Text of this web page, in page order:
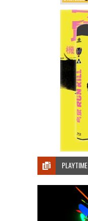
PLAYTIME